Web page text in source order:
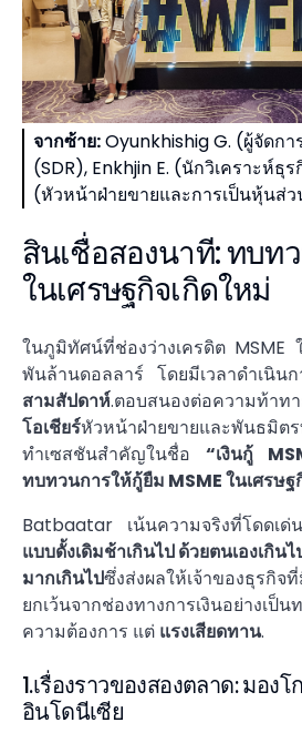
จากซ้าย:Oyunkhishig G. (ผู้จัดกา
(SDR), Enkhjin E. (นักวิเคราะห์ธุ
(หัวหน้าฝ่ายขายและการเป็นหุ้นส่
สินเชื่อสองนาที: ทบท
ในเศรษฐกิจเกิดใหม่
ในภูมิทัศน์ที่ช่องว่างเครดิต MSME
พันล้านดอลลาร์ โดยมีเวลาดำเนินก
สามสัปดาห์.ตอบสนองต่อความท้าท
โอเชียร์หัวหน้าฝ่ายขายและพันธมิต
ทำเซสชันสำคัญในชื่อ “เงินกู้
ทบทวนการให้กู้ยืม MSME ในเศรษฐ
Batbaatar เน้นความจริงที่โดดเด่
แบบดั้งเดิมช้าเกินไป ด้วยตนเองเกิ
มากเกินไปซึ่งส่งผลให้เจ้าของธุรกิ
ยกเว้นจากช่องทางการเงินอย่างเป็
ความต้องการ แต่ แรงเสียดทาน.
1.เรื่องราวของสองตลาด: มองโ
อินโดนีเซีย